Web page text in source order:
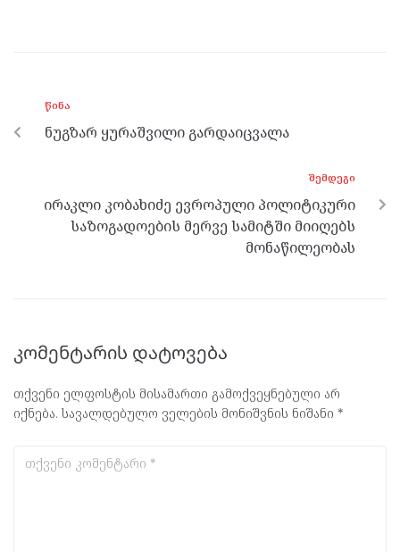
o
o
k
er m p
p
ᲬᲘᲜᲐ
ნუგზარ ყურაშვილი გარდაიცვალა
ᲨᲔᲛᲓᲔᲒᲘ
ირაკლი კობახიძე ევროპული პოლიტიკური
საზოგადოების მერვე სამიტში მიიღებს
მონაწილეობას
კომენტარის დატოვება
თქვენი ელფოსტის მისამართი გამოქვეყნებული არ
იქნება. სავალდებულო ველების მონიშვნის ნიშანი *